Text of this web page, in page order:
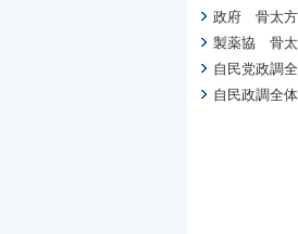
政府 骨太方
製薬協 骨太
自民党政調
自民政調全